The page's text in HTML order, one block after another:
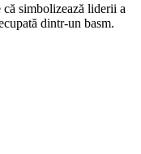
că simbolizează liderii a
dintr-un basm.